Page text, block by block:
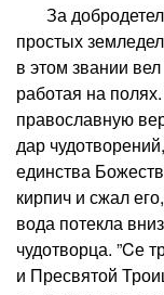
За
простых
в этом звании
работая на
православную
дар
единства
кирпич и сжал
вода потекла
чудотворца. ”Cе
и Пресвятой